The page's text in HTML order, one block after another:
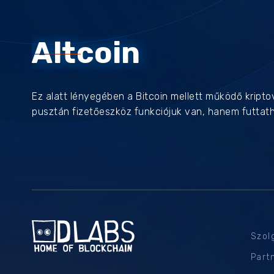
Altcoin
Ez alatt lényegében a Bitcoin mellett működő
pusztán fizetőeszköz funkciójuk van, hanem